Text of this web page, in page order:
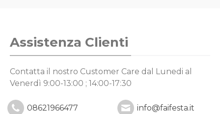
Assistenza Clienti
Contatta il nostro Customer Care dal Lunedi al
Venerdì 9:00-13:00 ; 14:00-17:30
08621966477 info@faifesta.it